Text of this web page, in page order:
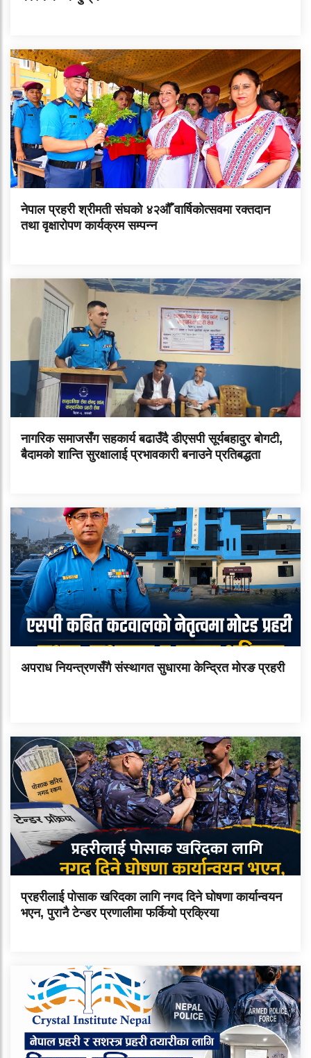
नेपाल प्रहरी श्रीमती संघको ४२औँ वार्षिकोत्सवमा रक्तदान
तथा वृक्षारोपण कार्यक्रम सम्पन्न
नागरिक समाजसँग सहकार्य बढाउँदै डीएसपी सूर्यबहादुर बोगटी,
बैदामको शान्ति सुरक्षालाई प्रभावकारी बनाउने प्रतिबद्धता
अपराध नियन्त्रणसँगै संस्थागत सुधारमा केन्द्रित मोरङ प्रहरी
प्रहरीलाई पोसाक खरिदका लागि नगद दिने घोषणा कार्यान्वयन
भएन, पुरानै टेन्डर प्रणालीमा फर्कियो प्रक्रिया